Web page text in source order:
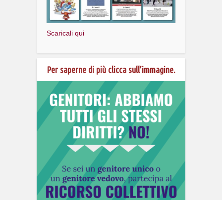
Scaricali qui
Per saperne di più clicca sull’immagine.